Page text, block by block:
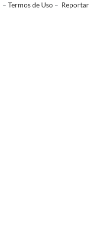
– Termos de Uso – Reportar